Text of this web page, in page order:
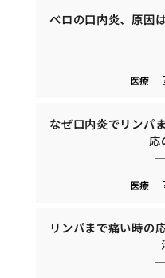
ベロの口内炎、原因
医療
なぜ口内炎でリンパ
応
医療
リンパまで痛い時の